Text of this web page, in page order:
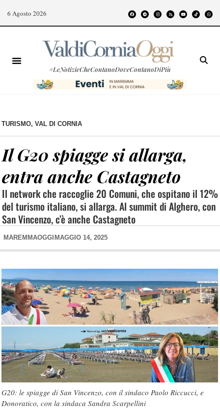
6 Agosto 2026
#LeNotizieCheContanoDoveContanoDiPiù
TURISMO, VAL DI CORNIA
Il G20 spiagge si allarga,
entra anche Castagneto
Il network che raccoglie 20 Comuni, che ospitano il 12%
del turismo italiano, si allarga. Al summit di Alghero, con
San Vincenzo, c’è anche Castagneto
MAREMMAOGGI MAGGIO 14, 2025
G20: le spiagge di San Vincenzo, con il sindaco Paolo Riccucci, e
Donoratico, con la sindaca Sandra Scarpellini